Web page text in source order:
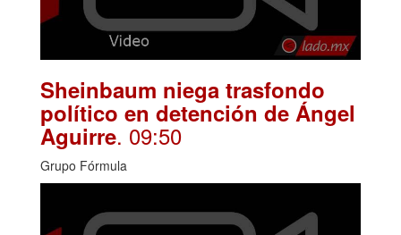
Sheinbaum niega trasfondo
político en detención de Ángel
Aguirre. 09:50
Grupo Fórmula